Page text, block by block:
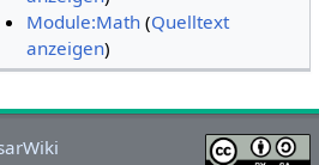
Module:Math(Quelltext
anzeigen)